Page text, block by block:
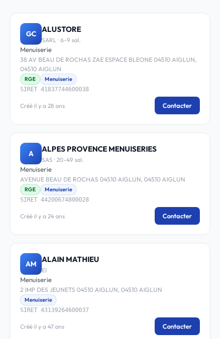
GC ALUSTORE
SARL · 6-9 sal.
Menuiserie
38 AV BEAU DE ROCHAS ZAE ESPACE BLEONE 04510 AIGLUN,
04510 AIGLUN
RGE
Menuiserie
SIRET 41837744600038
Créé il y a 28 ans Contacter
A ALPES PROVENCE MENUISERIES
SAS · 20-49 sal.
Menuiserie
AVENUE BEAU DE ROCHAS 04510 AIGLUN, 04510 AIGLUN
RGE
Menuiserie
SIRET 44200674800028
Créé il y a 24 ans Contacter
AM ALAIN MATHIEU
EI
Menuiserie
2 IMP DES JEUNETS 04510 AIGLUN, 04510 AIGLUN
Menuiserie
SIRET 43139264600037
Créé il y a 47 ans Contacter